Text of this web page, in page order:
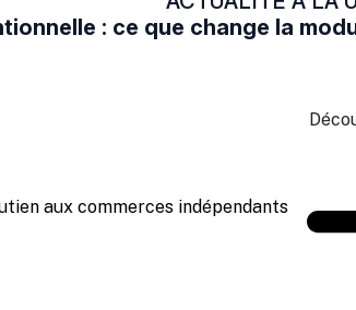
: ce que change la
aux commerces indépendants